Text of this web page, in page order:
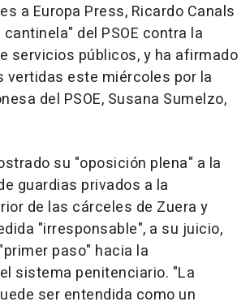
a Europa Press, Ricardo Canals
del PSOE contra la
servicios públicos, y ha afirmado
vertidas este miércoles por la
del PSOE, Susana Sumelzo,
su "oposición plena" a la
guardias privados a la
de las cárceles de Zuera y
"irresponsable", a su juicio,
paso" hacia la
sistema penitenciario. "La
ser entendida como un